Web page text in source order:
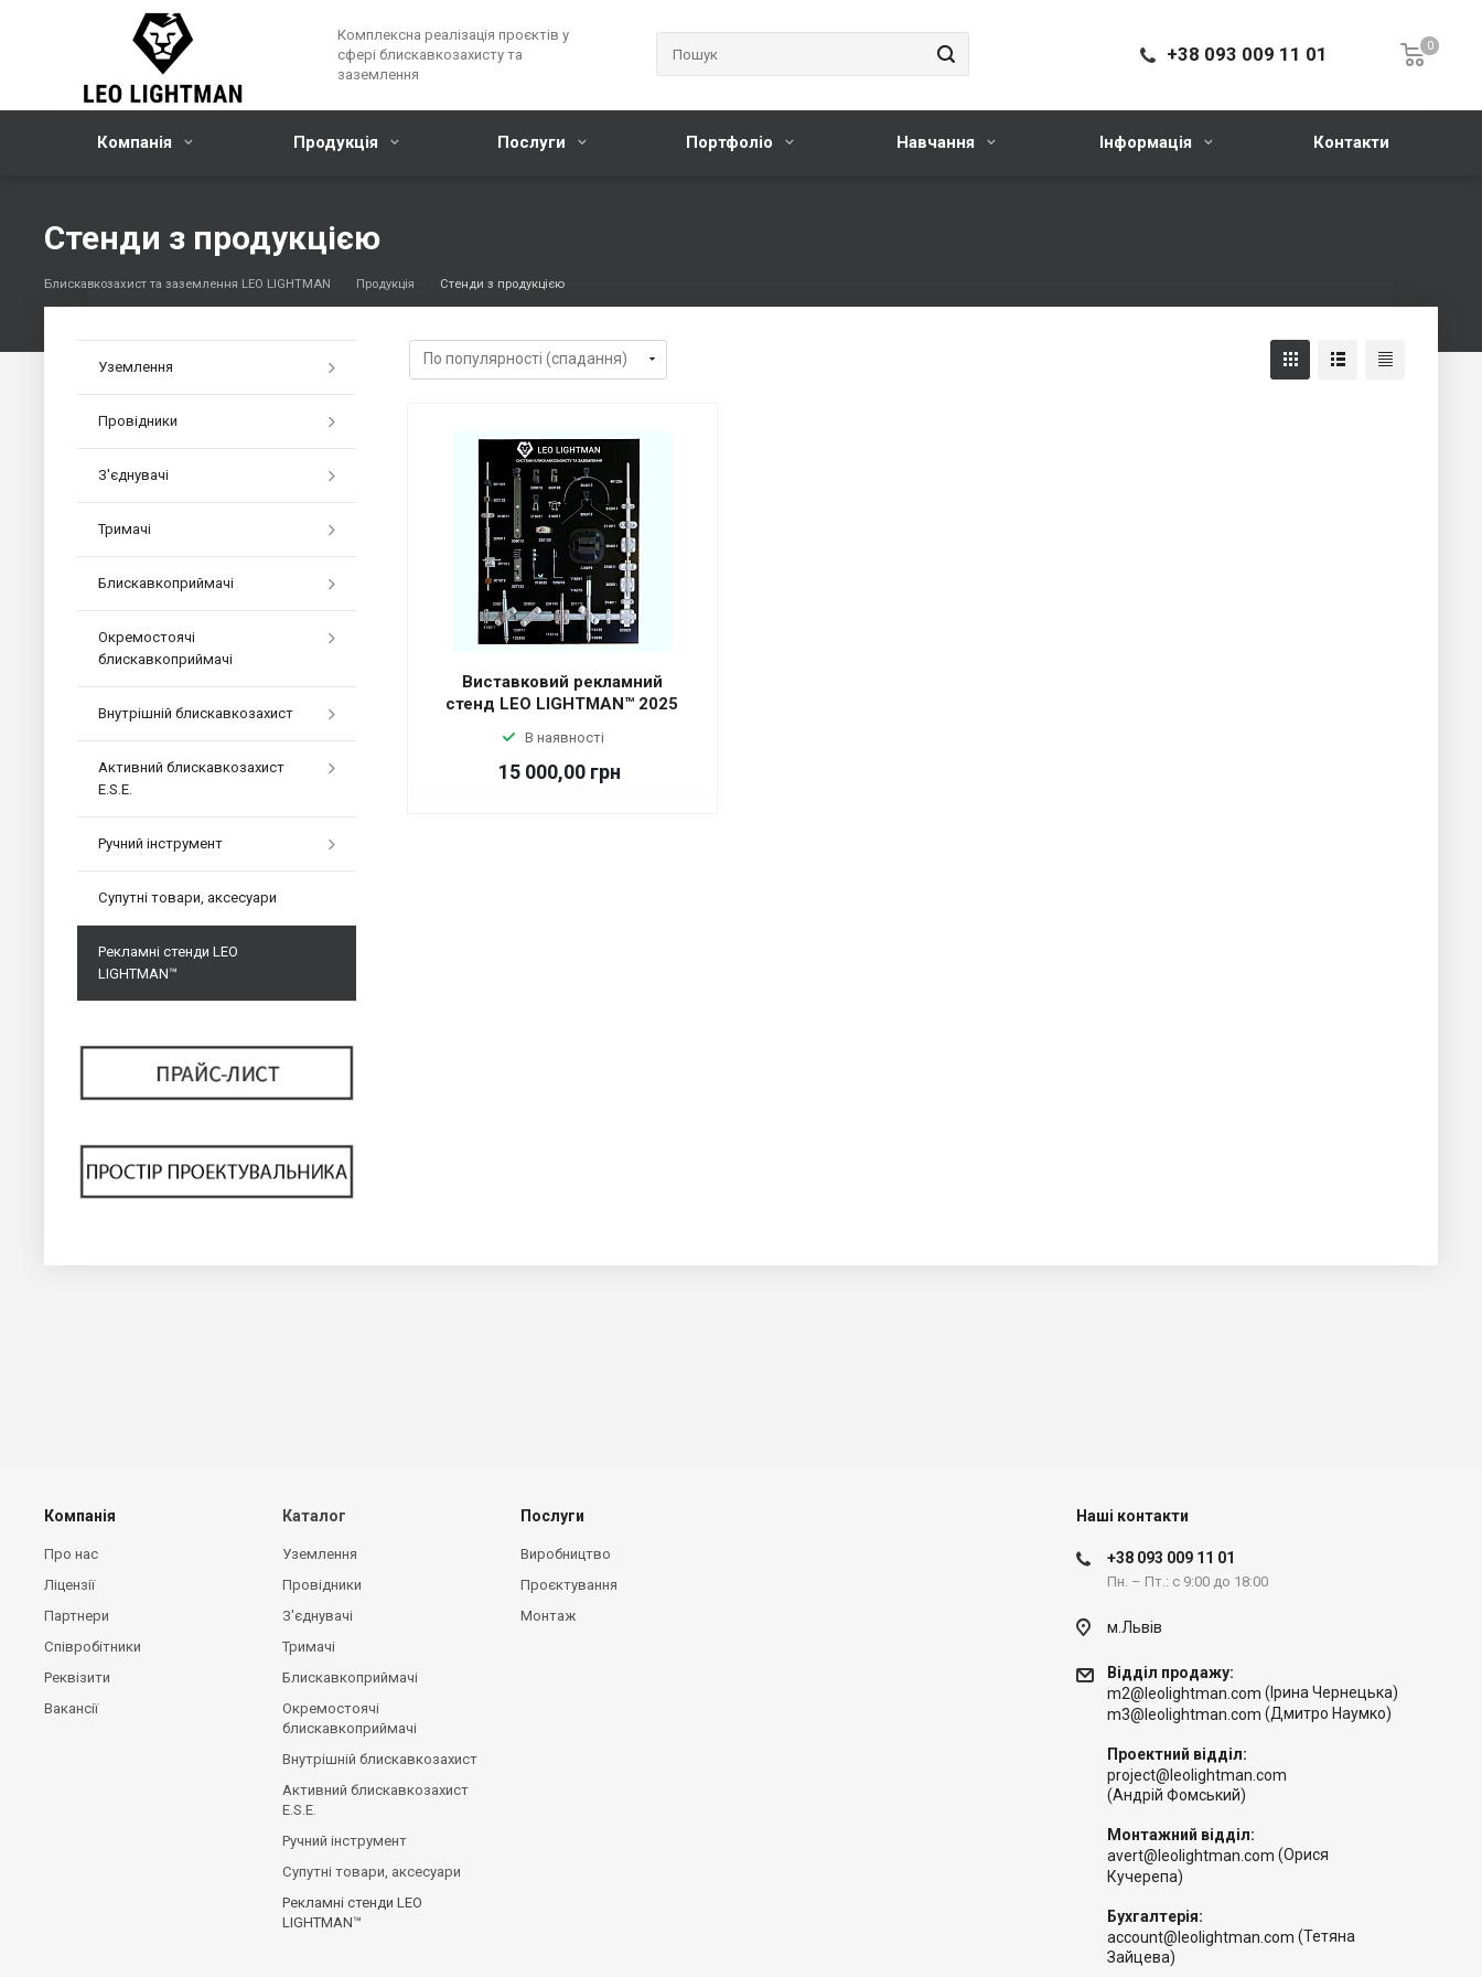
Комплексна реалізація проєктів у
сфері блискавкозахисту та
заземлення
0
+38 093 009 11 01
Компанія Продукція Послуги Портфоліо Навчання Інформація Контакти
Стенди з продукцією
Блискавкозахист та заземлення LEO LIGHTMAN Продукція Стенди з продукцією
Уземлення
Провідники
З'єднувачі
Тримачі
Блискавкоприймачі
Окремостоячі
блискавкоприймачі
Внутрішній блискавкозахист
Активний блискавкозахист
E.S.E.
Ручний інструмент
Супутні товари, аксесуари
Рекламні стенди LEO
LIGHTMAN™
Виставковий рекламний
стенд LEO LIGHTMAN™ 2025
В наявності
15 000,00 грн
Компанія
Про нас
Ліцензії
Партнери
Співробітники
Реквізити
Вакансії
Каталог
Уземлення
Провідники
З'єднувачі
Тримачі
Блискавкоприймачі
Окремостоячі
блискавкоприймачі
Внутрішній блискавкозахист
Активний блискавкозахист
E.S.E.
Ручний інструмент
Супутні товари, аксесуари
Рекламні стенди LEO
LIGHTMAN™
Послуги
Виробництво
Проєктування
Монтаж
Наші контакти
+38 093 009 11 01
Пн. – Пт.: с 9:00 до 18:00
м.Львів
Відділ продажу:
m2@leolightman.com (Ірина Чернецька)
m3@leolightman.com (Дмитро Наумко)
Проектний відділ:
project@leolightman.com
(Андрій Фомський)
Монтажний відділ:
avert@leolightman.com (Орися
Кучерепа)
Бухгалтерія:
account@leolightman.com (Тетяна
Зайцева)